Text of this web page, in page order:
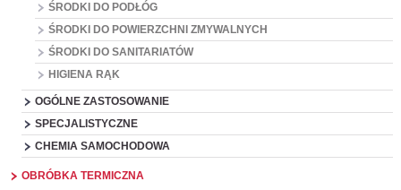
ŚRODKI DO PODŁÓG
ŚRODKI DO POWIERZCHNI ZMYWALNYCH
ŚRODKI DO SANITARIATÓW
HIGIENA RĄK
OGÓLNE ZASTOSOWANIE
SPECJALISTYCZNE
CHEMIA SAMOCHODOWA
OBRÓBKA TERMICZNA